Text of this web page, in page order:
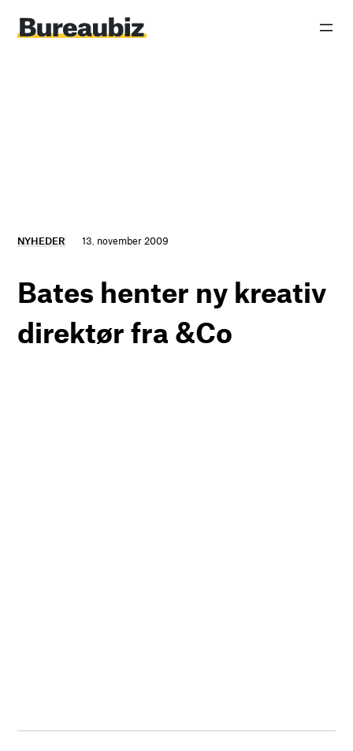
indhold
NYHEDER 13. november 2009
Bates henter ny kreativ
direktør fra &Co